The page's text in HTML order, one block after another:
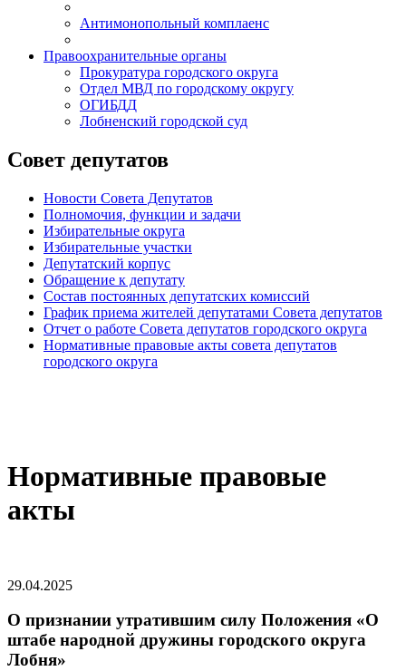
Антимонопольный комплаенс
Правоохранительные органы
Прокуратура городского округа
Отдел МВД по городскому округу
ОГИБДД
Лобненский городской суд
Совет депутатов
Новости Совета Депутатов
Полномочия, функции и задачи
Избирательные округа
Избирательные участки
Депутатский корпус
Обращение к депутату
Состав постоянных депутатских комиссий
График приема жителей депутатами Совета депутатов
Отчет о работе Совета депутатов городского округа
Нормативные правовые акты совета депутатов
городского округа
Нормативные правовые
акты
29.04.2025
О признании утратившим силу Положения «О
штабе народной дружины городского округа
Лобня»